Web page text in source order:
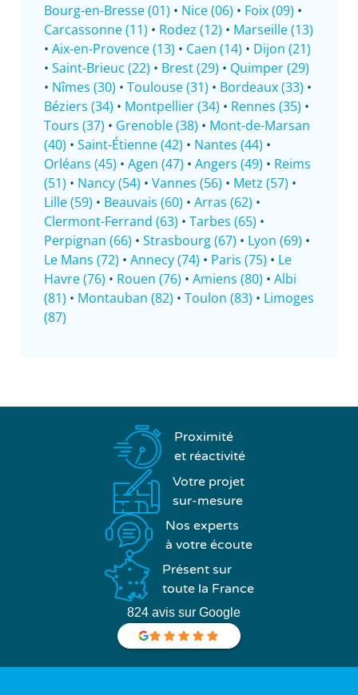
Bourg-en-Bresse (01) • Nice (06) • Foix (09) •
Carcassonne (11) • Rodez (12) • Marseille (13)
• Aix-en-Provence (13) • Caen (14) • Dijon (21)
• Saint-Brieuc (22) • Brest (29) • Quimper (29)
• Nîmes (30) • Toulouse (31) • Bordeaux (33) •
Béziers (34) • Montpellier (34) • Rennes (35) •
Tours (37) • Grenoble (38) • Mont-de-Marsan
(40) • Saint-Étienne (42) • Nantes (44) •
Orléans (45) • Agen (47) • Angers (49) • Reims
(51) • Nancy (54) • Vannes (56) • Metz (57) •
Lille (59) • Beauvais (60) • Arras (62) •
Clermont-Ferrand (63) • Tarbes (65) •
Perpignan (66) • Strasbourg (67) • Lyon (69) •
Le Mans (72) • Annecy (74) • Paris (75) • Le
Havre (76) • Rouen (76) • Amiens (80) • Albi
(81) • Montauban (82) • Toulon (83) • Limoges
(87)
Proximité
et réactivité
Votre projet
sur-mesure
Nos experts
à votre écoute
Présent sur
toute la France
824 avis sur Google